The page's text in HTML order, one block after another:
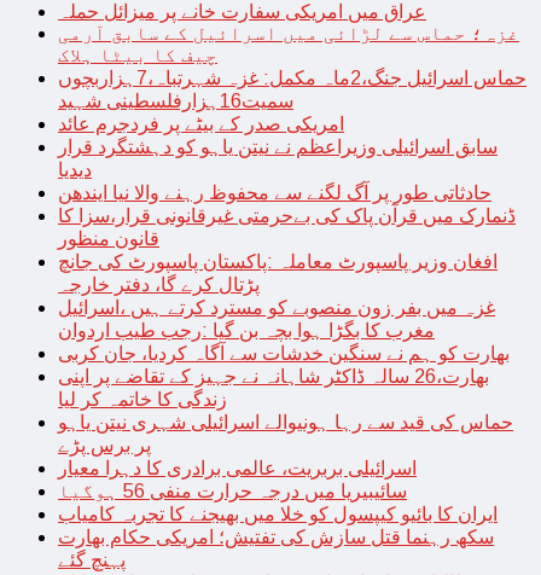
عراق میں امریکی سفارت خانے پر میزائل حملہ
غزہ؛ حماس سے لڑائی میں اسرائیل کے سابق آرمی
چیف کا بیٹا ہلاک
حماس اسرائیل جنگ،2ماہ مکمل: غزہ شہرتباہ،7ہزاربچوں
سمیت16ہزارفلسطینی شہید
امریکی صدر کے بیٹے پر فردجرم عائد
سابق اسرائیلی وزیراعظم نے نیتن یاہو کو دہشتگرد قرار
دیدیا
حادثاتی طور پر آگ لگنے سے محفوظ رہنے والا نیا ایندھن
ڈنمارک میں قرآن پاک کی بےحرمتی غیرقانونی قرار،سزا کا
قانون منظور
افغان وزیر پاسپورٹ معاملہ :پاکستان پاسپورٹ کی جانچ
پڑتال کرے گا، دفتر خارجہ
غزہ میں بفر زون منصوبے کو مسترد کرتے ہیں ،اسرائیل
مغرب کا بگڑا ہوا بچہ بن گیا :رجب طیب اردوان
بھارت کو ہم نے سنگین خدشات سے آگاہ کردیا، جان کربی
بھارت،26 سالہ ڈاکٹر شاہانہ نے جہیز کے تقاضے پر اپنی
زندگی کا خاتمہ کر لیا
حماس کی قید سے رہا ہونیوالے اسرائیلی شہری نیتن یاہو
پر برس پڑے
اسرائیلی بربریت، عالمی برادری کا دہرا معیار
سائیبیریا میں درجہ حرارت منفی 56 ہوگیا
ایران کا بائیو کیپسول کو خلا میں بھیجنے کا تجربہ کامیاب
سکھ رہنما قتل سازش کی تفتیش؛ امریکی حکام بھارت
پہنچ گئے